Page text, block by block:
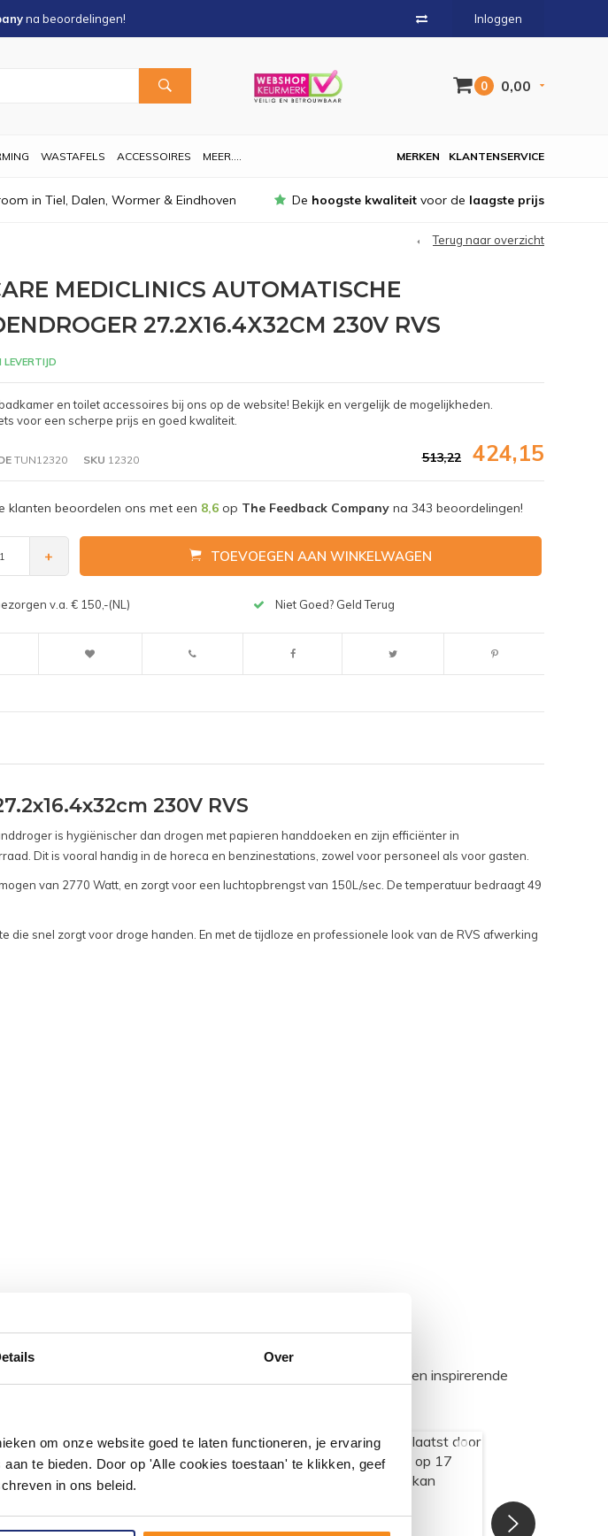
Over
om onze website goed te laten functioneren, je ervaring
te bieden. Door op 'Alle cookies toestaan' te klikken, geef
in ons beleid.
na beoordelingen! Inloggen
0 0,00
WASTAFELS ACCESSOIRES MEER.... KLANTENSERVICE
MERKEN
in Tiel, Dalen, Wormer & Eindhoven De hoogste kwaliteit voor de laagste prijs
Terug naar overzicht
MEDICLINICS AUTOMATISCHE
27.2X16.4X32CM 230V RVS
LEVERTIJD
en toilet accessoires bij ons op de website! Bekijk en vergelijk de mogelijkheden.
voor een scherpe prijs en goed kwaliteit.
TUN12320 SKU 12320 513,22 424,15
klanten beoordelen ons met een 8,6op The Feedback Companyna 343 beoordelingen!
+ TOEVOEGEN AAN WINKELWAGEN
v.a. € 150,-(NL) Niet Goed? Geld Terug
230V RVS
is hygiënischer dan drogen met papieren handdoeken en zijn efficiënter in
Dit is vooral handig in de horeca en benzinestations, zowel voor personeel als voor gasten.
van 2770 Watt, en zorgt voor een luchtopbrengst van 150L/sec. De temperatuur bedraagt 49
snel zorgt voor droge handen. En met de tijdloze en professionele look van de RVS afwerking
en tag @megadumpnl. Samen bouwen we een inspirerende
Doe je mee?